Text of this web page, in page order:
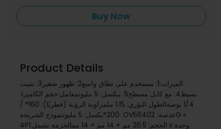
Buy Now
Product Details
الميزات:1: مستخدم على نطاق واسع2: ظهور صغير3: تثبيت
بسيط4: مع كابل مسطح5: بيكسل: 5 مليونمعامل:حجم الكاميرا:
1/4 بوصةالطول البؤري: 1.15 ملمزاوية الرؤية (قطريًا): 160° /
200°بكسل: 5 مليوننموذج الشريحة: OV5640عدسة: 2G＋
4Pالحجم: 26.5 مم × 14 مم × 14 ممالحزمة تشمل:1 x وحدة